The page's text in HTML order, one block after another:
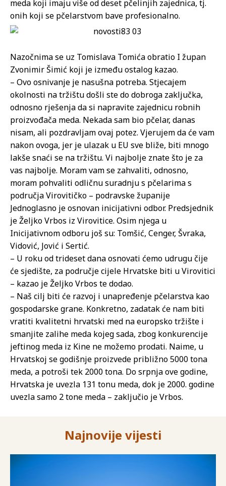
meda koji imaju više od deset pčelinjih zajednica, tj.
onih koji se pčelarstvom bave profesionalno.
Nazočnima se uz Tomislava Tomića obratio I župan
Zvonimir Šimić koji je između ostalog kazao.
– Ovo osnivanje je nasušna potreba. Stjecajem
okolnosti na tržištu došli ste do dobroga zaključka,
odnosno rješenja da si napravite zajednicu robnih
proizvođača meda. Nekada sam bio pčelar, danas
nisam, ali pozdravljam ovaj potez. Vjerujem da će vam
nakon ovoga, jer je ulazak u EU sve bliže, biti mnogo
lakše snaći se na tržištu. Vi najbolje znate što je za
vas najbolje. Moram vam se zahvaliti, odnosno,
moram pohvaliti odličnu suradnju s pčelarima s
područja Virovitičko – podravske županije
Jednoglasno je osnovan inicijativni odbor. Predsjednik
je Željko Vrbos iz Virovitice. Osim njega u
Inicijativnom odboru još su: Tomšić, Cenger, Švraka,
Vidović, Jović i Sertić.
– U roku od trideset dana osnovati ćemo udrugu čije
će sjedište, za područje cijele Hrvatske biti u Virovitici
– kazao je Željko Vrbos te dodao.
– Naš cilj biti će razvoj i unapređenje pčelarstva kao
gospodarske grane. Konkretno, zadatak će nam biti
vratiti kvalitetni hrvatski med na europsko tržište i
smanjite zalihe meda kojeg sada, zbog konkurencije
jeftinog meda iz Kine ne možemo prodati. Naime, u
Hrvatskoj se godišnje proizvede približno 5000 tona
meda, a potroši tek 2000 tona. Do srpnja ove godine,
Hrvatska je uvezla 131 tonu meda, dok je 2000. godine
uvezla samo 2 tone meda – zaključio je Vrbos.
Najnovije vijesti